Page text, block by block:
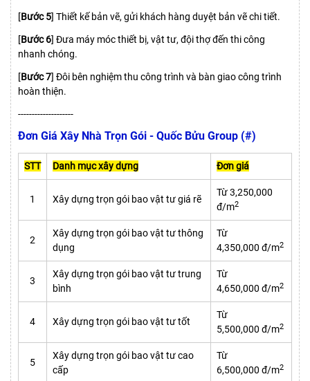
[Bước 5] Thiết kế bản vẽ, gửi khách hàng duyệt bản vẽ chi tiết.
[Bước 6] Đưa máy móc thiết bị, vật tư, đội thợ đến thi công
nhanh chóng.
[Bước 7] Đôi bên nghiệm thu công trình và bàn giao công trình
hoàn thiện.
--------------------
Đơn Giá Xây Nhà Trọn Gói - Quốc Bửu Group (#)
STT Danh mục xây dựng Đơn giá
1 Xây dựng trọn gói bao vật tư giá rẽ
Từ 3,250,000
đ/m2
2
Xây dựng trọn gói bao vật tư thông
dụng
Từ
4,350,000 đ/m2
3
Xây dựng trọn gói bao vật tư trung
bình
Từ
4,650,000 đ/m2
4 Xây dựng trọn gói bao vật tư tốt
Từ
5,500,000 đ/m2
5
Xây dựng trọn gói bao vật tư cao
cấp
Từ
6,500,000 đ/m2